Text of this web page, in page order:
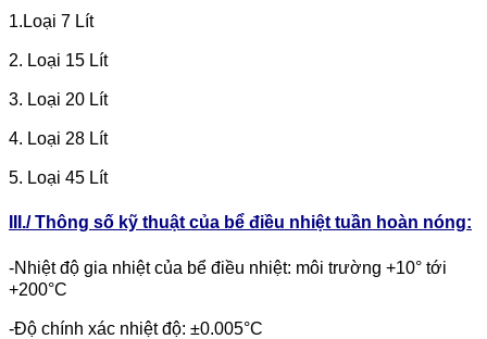
1.Loại 7 Lít
2. Loại 15 Lít
3. Loại 20 Lít
4. Loại 28 Lít
5. Loại 45 Lít
III./ Thông số kỹ thuật của bể điều nhiệt tuần hoàn nóng:
-Nhiệt độ gia nhiệt của bể điều nhiệt: môi trường +10° tới
+200°C
-Độ chính xác nhiệt độ: ±0.005°C